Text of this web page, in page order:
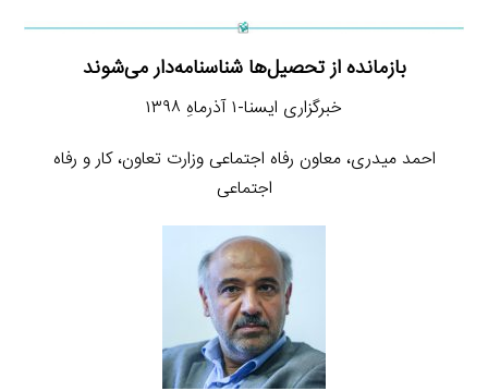
بازمانده از تحصیل‌ها شناسنامه‌دار می‌شوند
خبرگزاری ایسنا-۱ آذرماهِ ۱۳۹۸
احمد میدری، معاون رفاه اجتماعی وزارت تعاون، کار و رفاه
اجتماعی